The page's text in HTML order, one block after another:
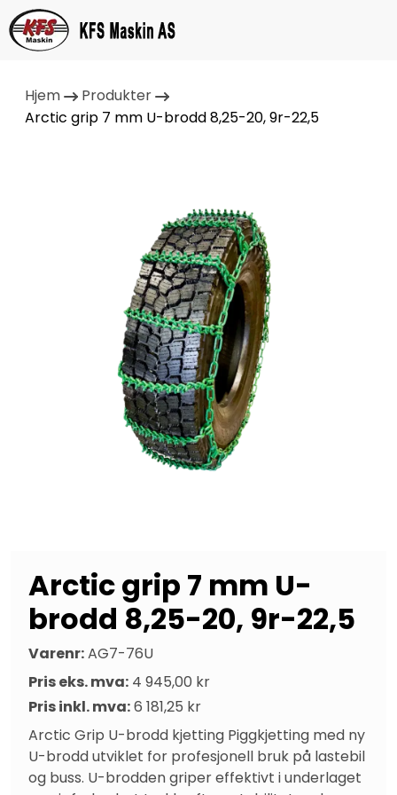
Hjem
Produkter
Arctic grip 7 mm U-brodd 8,25-20, 9r-22,5
Arctic grip 7 mm U-
brodd 8,25-20, 9r-22,5
Varenr:AG7-76U
Pris eks. mva: 4 945,00 kr
Pris inkl. mva:6 181,25 kr
Arctic Grip U-brodd kjetting Piggkjetting med ny
U-brodd utviklet for profesjonell bruk på lastebil
og buss. U-brodden griper effektivt i underlaget